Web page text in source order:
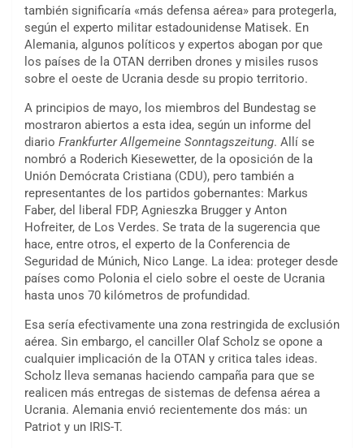
también significaría «más defensa aérea» para protegerla,
según el experto militar estadounidense Matisek. En
Alemania, algunos políticos y expertos abogan por que
los países de la OTAN derriben drones y misiles rusos
sobre el oeste de Ucrania desde su propio territorio.
A principios de mayo, los miembros del Bundestag se
mostraron abiertos a esta idea, según un informe del
diario Frankfurter Allgemeine Sonntagszeitung. Allí se
nombró a Roderich Kiesewetter, de la oposición de la
Unión Demócrata Cristiana (CDU), pero también a
representantes de los partidos gobernantes: Markus
Faber, del liberal FDP, Agnieszka Brugger y Anton
Hofreiter, de Los Verdes. Se trata de la sugerencia que
hace, entre otros, el experto de la Conferencia de
Seguridad de Múnich, Nico Lange. La idea: proteger desde
países como Polonia el cielo sobre el oeste de Ucrania
hasta unos 70 kilómetros de profundidad.
Esa sería efectivamente una zona restringida de exclusión
aérea. Sin embargo, el canciller Olaf Scholz se opone a
cualquier implicación de la OTAN y critica tales ideas.
Scholz lleva semanas haciendo campaña para que se
realicen más entregas de sistemas de defensa aérea a
Ucrania. Alemania envió recientemente dos más: un
Patriot y un IRIS-T.